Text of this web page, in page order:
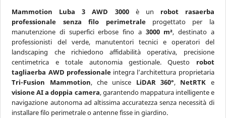
Mammotion Luba 3 AWD 3000è un robot rasaerba
professionale senza filo perimetraleprogettato per la
manutenzione di superfici erbose fino a 3000 m², destinato a
professionisti del verde, manutentori tecnici e operatori del
landscaping che richiedono affidabilità operativa, precisione
centimetrica e totale autonomia gestionale. Questo robot
tagliaerba AWD professionaleintegra l’architettura proprietaria
Tri-Fusion Mammotion, che unisce LiDAR 360°, NetRTK e
visione AI a doppia camera, garantendo mappatura intelligente e
navigazione autonoma ad altissima accuratezza senza necessità di
installare filo perimetrale o antenne fisse in giardino.